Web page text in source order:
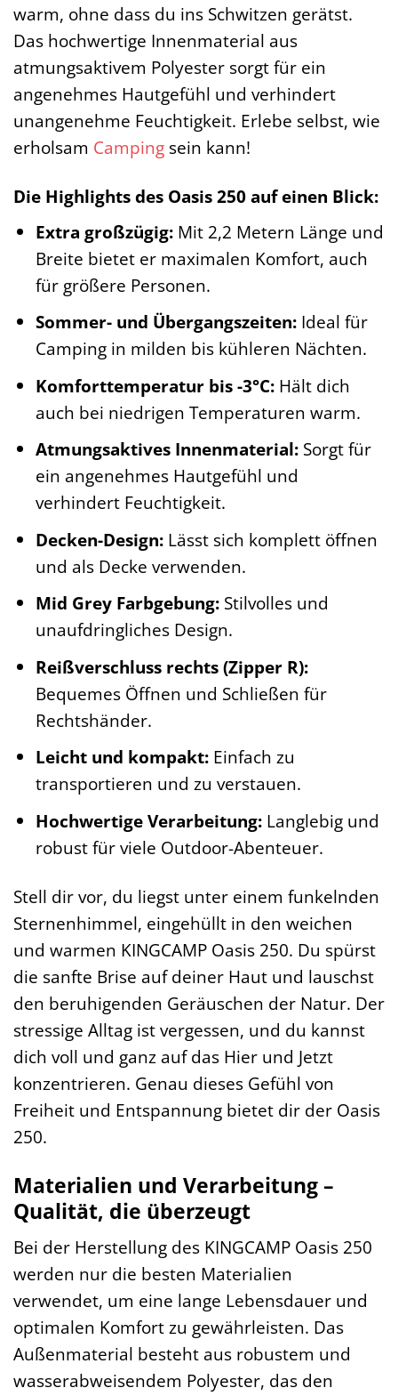
warm, ohne dass du ins Schwitzen gerätst.
Das hochwertige Innenmaterial aus
atmungsaktivem Polyester sorgt für ein
angenehmes Hautgefühl und verhindert
unangenehme Feuchtigkeit. Erlebe selbst, wie
erholsam Camping sein kann!
Die Highlights des Oasis 250 auf einen Blick:
Extra großzügig:Mit 2,2 Metern Länge und
Breite bietet er maximalen Komfort, auch
für größere Personen.
Sommer- und Übergangszeiten:Ideal für
Camping in milden bis kühleren Nächten.
Komforttemperatur bis -3°C:Hält dich
auch bei niedrigen Temperaturen warm.
Atmungsaktives Innenmaterial:Sorgt für
ein angenehmes Hautgefühl und
verhindert Feuchtigkeit.
Decken-Design:Lässt sich komplett öffnen
und als Decke verwenden.
Mid Grey Farbgebung:Stilvolles und
unaufdringliches Design.
Reißverschluss rechts (Zipper R):
Bequemes Öffnen und Schließen für
Rechtshänder.
Leicht und kompakt:Einfach zu
transportieren und zu verstauen.
Hochwertige Verarbeitung:Langlebig und
robust für viele Outdoor-Abenteuer.
Stell dir vor, du liegst unter einem funkelnden
Sternenhimmel, eingehüllt in den weichen
und warmen KINGCAMP Oasis 250. Du spürst
die sanfte Brise auf deiner Haut und lauschst
den beruhigenden Geräuschen der Natur. Der
stressige Alltag ist vergessen, und du kannst
dich voll und ganz auf das Hier und Jetzt
konzentrieren. Genau dieses Gefühl von
Freiheit und Entspannung bietet dir der Oasis
250.
Materialien und Verarbeitung –
Qualität, die überzeugt
Bei der Herstellung des KINGCAMP Oasis 250
werden nur die besten Materialien
verwendet, um eine lange Lebensdauer und
optimalen Komfort zu gewährleisten. Das
Außenmaterial besteht aus robustem und
wasserabweisendem Polyester, das den